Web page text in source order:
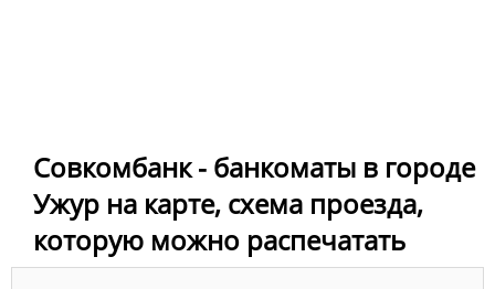
Совкомбанк - банкоматы в городе
Ужур на карте, схема проезда,
которую можно распечатать